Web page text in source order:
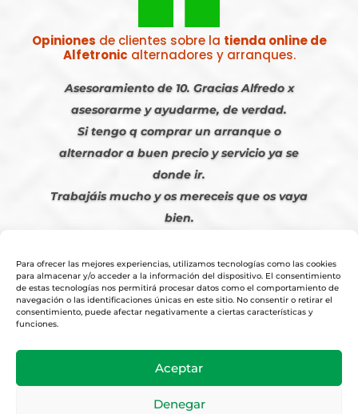
Para ofrecer las mejores experiencias, utilizamos tecnologías como las cookies
para almacenar y/o acceder a la información del dispositivo. El consentimiento
de estas tecnologías nos permitirá procesar datos como el comportamiento de
navegación o las identificaciones únicas en este sitio. No consentir o retirar el
consentimiento, puede afectar negativamente a ciertas características y
funciones.
Aceptar
Denegar
Opiniones de clientes sobre la tienda online de
Alfetronic alternadores y arranques.
Asesoramiento de 10. Gracias Alfredo x
asesorarme y ayudarme, de verdad.
Si tengo q comprar un arranque o
alternador a buen precio y servicio ya se
donde ir.
Trabajáis mucho y os mereceis que os vaya
bien.
Condiciones Venta Online
Diseño y Posicionamiento Web,Agencia web-espana.es